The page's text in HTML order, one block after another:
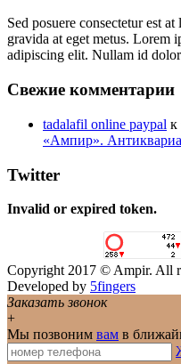
Sed posuere consectetur est
gravida at eget metus. Lorem
adipiscing elit. Nullam id
Свежие комментарии
tadalafil online paypal к
«Ампир».
Twitter
Invalid or expired token.
Copyright 2017 © Ampir. All
Developed by 5fingers
Заказать звонок
+
Мы позвоним вам в